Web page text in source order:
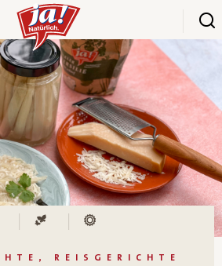
REISGERICHTE